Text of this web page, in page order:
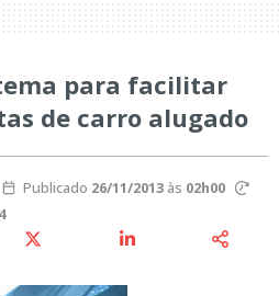
para facilitar
de carro alugado
Publicado 26/11/2013às 02h00